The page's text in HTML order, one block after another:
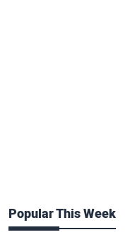
Popular This Week